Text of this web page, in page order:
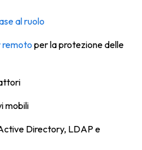
al ruolo
remoto per la protezione delle
mobili
Directory, LDAP e